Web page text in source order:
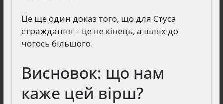
Це ще один доказ того, що для Стуса
страждання – це не кінець, а шлях до
чогось більшого.
Висновок: що нам
каже цей вірш?